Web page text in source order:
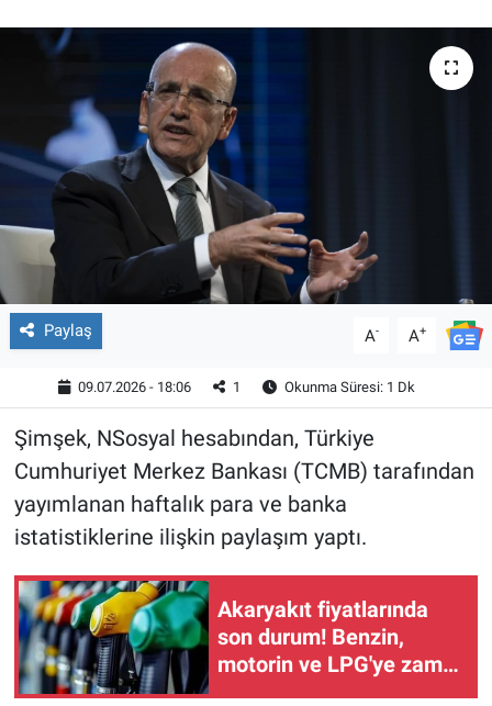
Paylaş A- A+
09.07.2026 - 18:06 1 Okunma Süresi: 1 Dk
Şimşek, NSosyal hesabından, Türkiye
Cumhuriyet Merkez Bankası (TCMB) tarafından
yayımlanan haftalık para ve banka
istatistiklerine ilişkin paylaşım yaptı.
Akaryakıt fiyatlarında
son durum! Benzin,
motorin ve LPG'ye zam,
indirim var mı? (9